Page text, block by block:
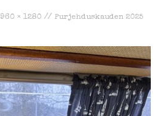
960 × 1280 // Purjehduskauden 2025